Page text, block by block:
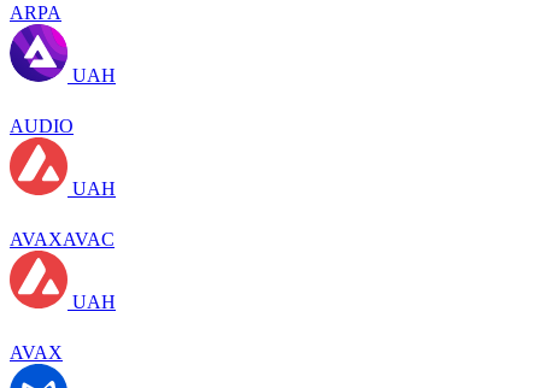
ARPA
UAH
AUDIO
UAH
AVAXAVAC
UAH
AVAX